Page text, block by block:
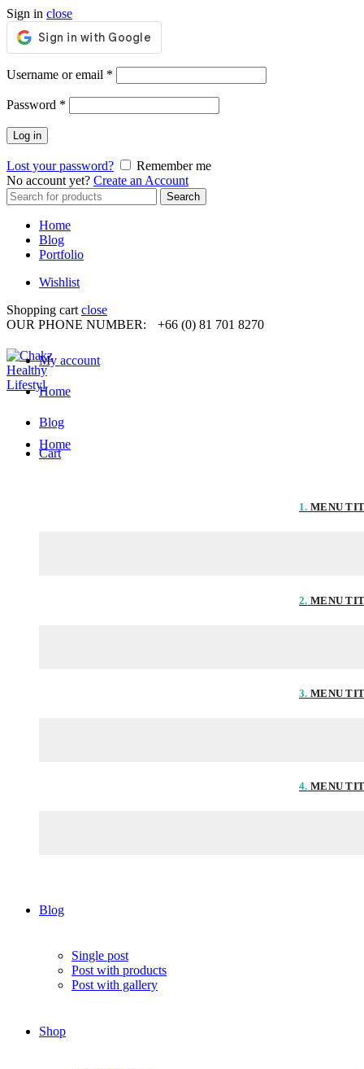
Sign in close
Username or email *
Password *
Log in
Lost your password?
Remember me
No account yet? Create an Account
Search
for:
Search
Home
Blog
Portfolio
Wishlist
Shopping cart close
OUR PHONE NUMBER:
+66 (0) 81 701 8270
My account
Home
Blog
Cart
Home
1. MENU
2. MENU
3. MENU
4. MENU
Blog
Single post
Post with products
Post with gallery
Shop